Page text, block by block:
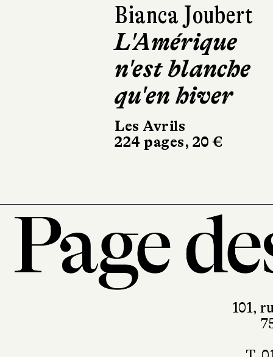
Bianca Joubert
L'Amérique
n'est blanche
qu'en hiver
Les Avrils
224 pages, 20 €
Asako
Le
Calmann-
101,